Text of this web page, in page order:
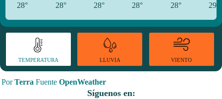
28° 28° 28° 28° 28° 29°
TEMPERATURA LLUVIA VIENTO
PorTerra Fuente OpenWeather
Síguenos en: